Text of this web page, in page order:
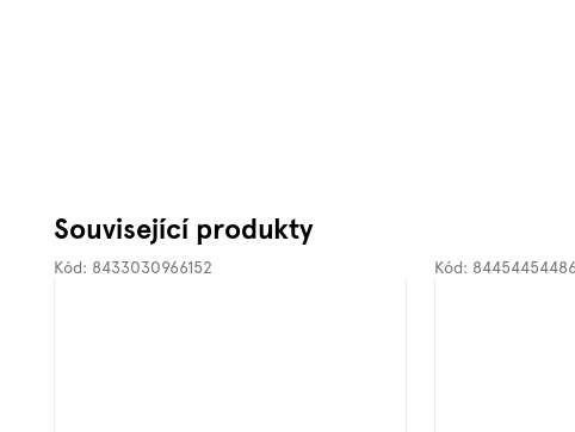
Související produkty
Kód: 8433030966152 Kód: